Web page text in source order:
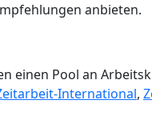
anbieten.
einen Pool an
International,